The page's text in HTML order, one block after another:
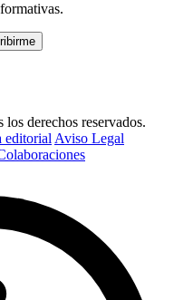
derechos reservados.
editorial Aviso Legal